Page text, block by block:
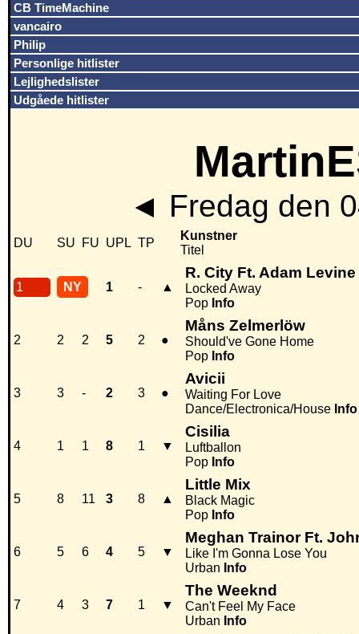
CB TimeMachine
vancairo
Philip
Personlige hitlister
Lejlighedslister
Udgåede hitlister
◄ Fredag den
DU SU FU UPL TP
Kunstner
Titel
1 NY 1 - ▲
R. City Ft. Adam Levine
Locked Away
Pop Info
2 2 2 5 2 ●
Måns Zelmerlöw
Should've Gone Home
Pop Info
3 3 - 2 3 ●
Avicii
Waiting For Love
Dance/Electronica/House Info
4 1 1 8 1 ▼
Cisilia
Luftballon
Pop Info
5 8 11 3 8 ▲
Little Mix
Black Magic
Pop Info
6 5 6 4 5 ▼
Meghan Trainor Ft.
Like I'm Gonna Lose You
Urban Info
7 4 3 7 1 ▼
The Weeknd
Can't Feel My Face
Urban Info